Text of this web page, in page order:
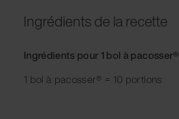
Ingrédients de la recette
Ingrédients pour 1 bol à pacosser®
1 bol à pacosser® = 10 portions